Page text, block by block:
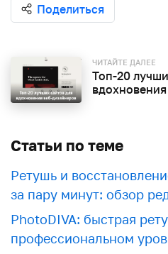
Поделиться
ЧИТАЙТЕ ДАЛЕЕ
Топ-20
Статьи по теме
Ретушь и
за пару минут: обзор
PhotoDIVA: быстрая
профессиональном